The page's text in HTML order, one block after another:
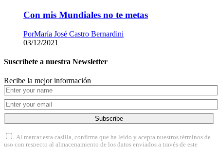
Con mis Mundiales no te metas
PorMaría José Castro Bernardini
03/12/2021
Suscríbete a nuestra Newsletter
Recibe la mejor información
Subscribe
Al marcar esta casilla, confirma que ha leído y acepta nuestros términos de
uso con respecto al almacenamiento de los datos enviados a través de este